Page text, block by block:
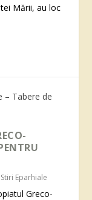
Mării, au loc
Stiri Eparhiale
Greco-